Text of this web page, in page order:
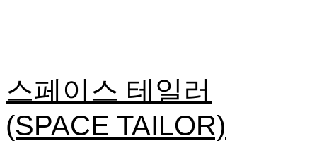
스페이스 테일러
(SPACE TAILOR)